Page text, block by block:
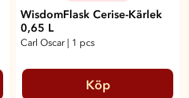
WisdomFlask Cerise-Kärlek
0,65 L
Carl Oscar 1 pcs
Köp